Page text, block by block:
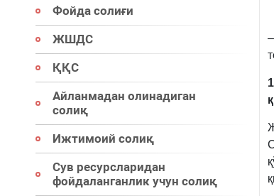
Фойда солиғи
ЖШДС
ҚҚС
Айланмадан олинадиган
солиқ
Ижтимоий солиқ
Сув ресурсларидан
фойдаланганлик учун солиқ